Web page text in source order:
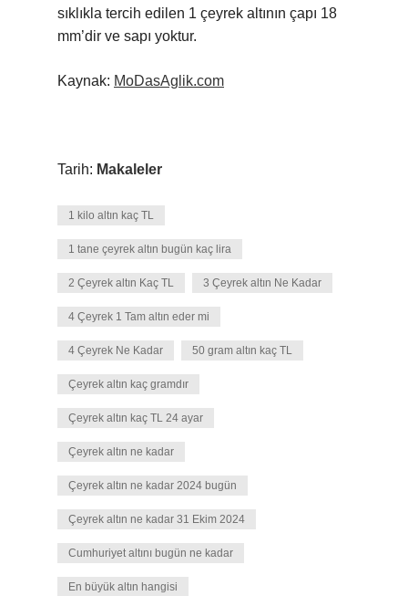
sıklıkla tercih edilen 1 çeyrek altının çapı 18
mm’dir ve sapı yoktur.
Kaynak: MoDasAglik.com
Tarih: Makaleler
1 kilo altın kaç TL
1 tane çeyrek altın bugün kaç lira
2 Çeyrek altın Kaç TL 3 Çeyrek altın Ne Kadar
4 Çeyrek 1 Tam altın eder mi
4 Çeyrek Ne Kadar 50 gram altın kaç TL
Çeyrek altın kaç gramdır
Çeyrek altın kaç TL 24 ayar
Çeyrek altın ne kadar
Çeyrek altın ne kadar 2024 bugün
Çeyrek altın ne kadar 31 Ekim 2024
Cumhuriyet altını bugün ne kadar
En büyük altın hangisi